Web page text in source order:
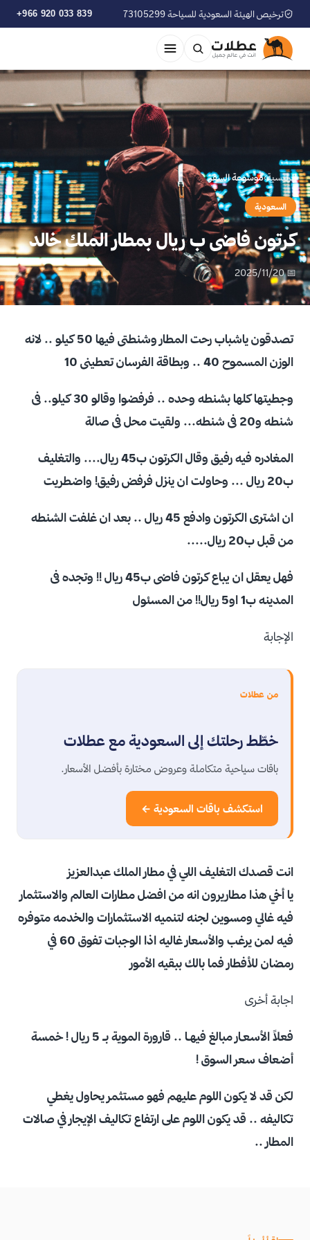
ترخيص الهيئة السعودية للسياحة 73105299 +966 920 033 839
الرئيسية›موسوعة السفر
السعودية
كرتون فاضى ب ريال بمطار الملك خالد
📅 2025/11/20
تصدقون ياشباب رحت المطار وشنطتى فيها 50 كيلو .. لانه
الوزن المسموح 40 .. وبطاقة الفرسان تعطينى 10
وجطيتها كلها بشنطه وحده .. فرفضوا وقالو 30 كيلو.. فى
شنطه و20 فى شنطه... ولقيت محل فى صالة
المغادره فيه رفيق وقال الكرتون ب45 ريال.... والتغليف
ب20 ريال ... وحاولت ان ينزل فرفض رفيق! واضطريت
ان اشترى الكرتون وادفع 45 ريال .. بعد ان غلفت الشنطه
من قبل ب20 ريال.....
فهل يعقل ان يباع كرتون فاضى ب45 ريال !! وتجده فى
المدينه ب1 او5 ريال!! من المسئول
الإجابة
من عطلات
خطّط رحلتك إلى السعودية مع عطلات
باقات سياحية متكاملة وعروض مختارة بأفضل الأسعار.
استكشف باقات السعودية ←
انت قصدك التغليف اللي في مطار الملك عبدالعزيز
يا أخي هذا مطاريرون انه من افضل مطارات العالم والاستثمار
فيه غالي ومسوين لجنه لتنميه الاستثمارات والخدمه متوفره
فيه لمن يرغب والأسعار غاليه اذا الوجبات تفوق 60 في
رمضان للأفطار فما بالك ببقيه الأمور
اجابة أخرى
فعلاً الأسعـار مبالغ فيهـا .. قارورة الموية بـ 5 ريال ! خمسة
أضعاف سعر السوق !
لكن قد لا يكون اللوم عليهم فهو مستثمر يحاول يغطي
تكاليفه .. قد يكون اللوم على ارتفاع تكاليف الإيجار في صالات
المطار ..